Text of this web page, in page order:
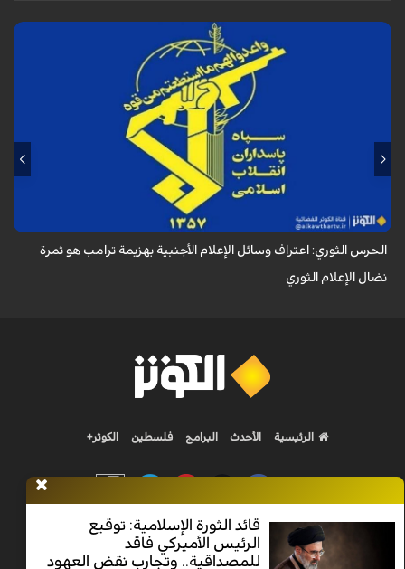
أكد الحرس الثوري في بيان له بمناسبة يوم الصحفي، وذكرى استشهاد الصحفي
محمود صارمي، أن اعتراف وسائل الإعلام الأجنبية بهزيمة ترامب هو ثمرة نضال
الحرس الثوري: اعتراف وسائل الإعلام الأجنبية بهزيمة ترامب هو ثمرة
نضال الإعلام الثوري
قائد الثورة الإسلامية: توقيع
الرئيس الأميركي فاقد
للمصداقية.. وتجارب نقض العهود
الرئيسية الأحدث البرامج فلسطين الكوثر+
Nilesat 11900 V | Badr 8 11747 V | Badr5 12284 V